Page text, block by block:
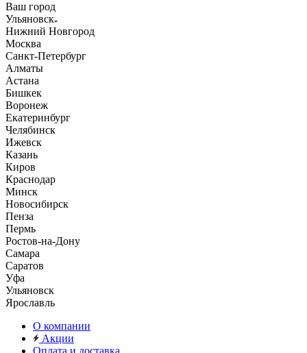
Ваш город
Ульяновск
Нижний Новгород
Москва
Санкт-Петербург
Алматы
Астана
Бишкек
Воронеж
Екатеринбург
Челябинск
Ижевск
Казань
Киров
Краснодар
Минск
Новосибирск
Пенза
Пермь
Ростов-на-Дону
Самара
Саратов
Уфа
Ульяновск
Ярославль
О компании
Акции
Оплата и доставка